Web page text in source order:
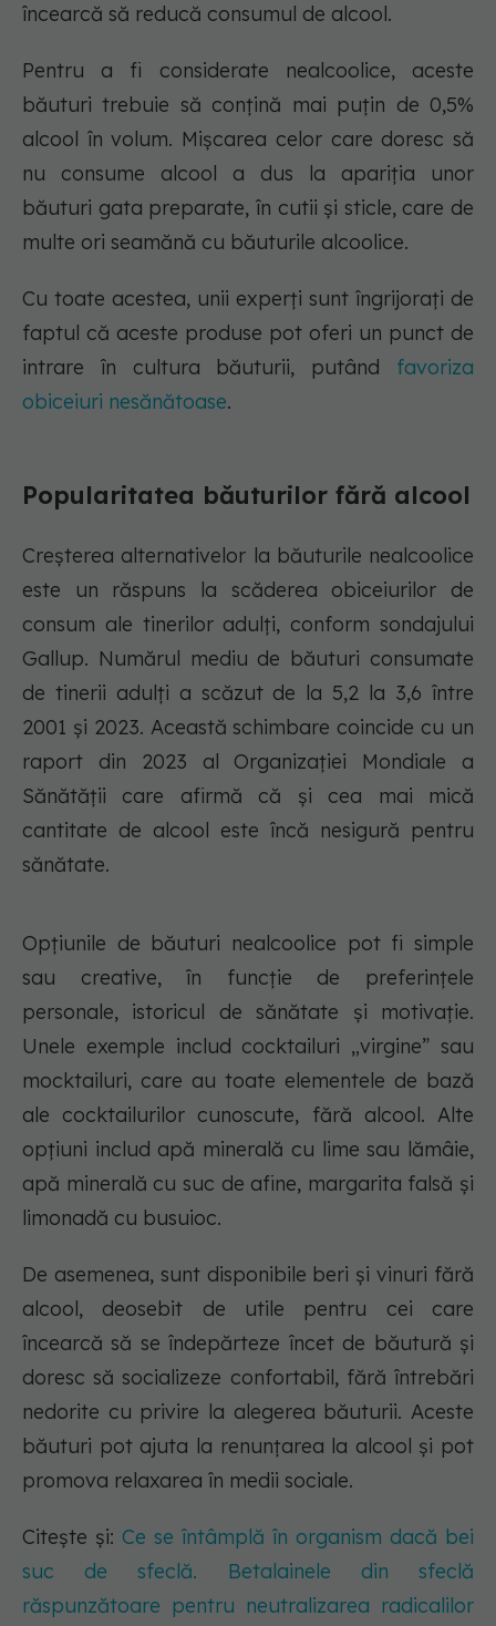
încearcă să reducă consumul de alcool.
Pentru a fi considerate nealcoolice, aceste
băuturi trebuie să conțină mai puțin de 0,5%
alcool în volum. Mișcarea celor care doresc să
nu consume alcool a dus la apariția unor
băuturi gata preparate, în cutii și sticle, care de
multe ori seamănă cu băuturile alcoolice.
Cu toate acestea, unii experți sunt îngrijorați de
faptul că aceste produse pot oferi un punct de
intrare în cultura băuturii, putând favoriza
obiceiuri nesănătoase.
Popularitatea băuturilor fără alcool
Creșterea alternativelor la băuturile nealcoolice
este un răspuns la scăderea obiceiurilor de
consum ale tinerilor adulți, conform sondajului
Gallup. Numărul mediu de băuturi consumate
de tinerii adulți a scăzut de la 5,2 la 3,6 între
2001 și 2023. Această schimbare coincide cu un
raport din 2023 al Organizației Mondiale a
Sănătății care afirmă că și cea mai mică
cantitate de alcool este încă nesigură pentru
sănătate.
Opțiunile de băuturi nealcoolice pot fi simple
sau creative, în funcție de preferințele
personale, istoricul de sănătate și motivație.
Unele exemple includ cocktailuri „virgine” sau
mocktailuri, care au toate elementele de bază
ale cocktailurilor cunoscute, fără alcool. Alte
opțiuni includ apă minerală cu lime sau lămâie,
apă minerală cu suc de afine, margarita falsă și
limonadă cu busuioc.
De asemenea, sunt disponibile beri și vinuri fără
alcool, deosebit de utile pentru cei care
încearcă să se îndepărteze încet de băutură și
doresc să socializeze confortabil, fără întrebări
nedorite cu privire la alegerea băuturii. Aceste
băuturi pot ajuta la renunțarea la alcool și pot
promova relaxarea în medii sociale.
Citește și: Ce se întâmplă în organism dacă bei
suc de sfeclă. Betalainele din sfeclă
răspunzătoare pentru neutralizarea radicalilor